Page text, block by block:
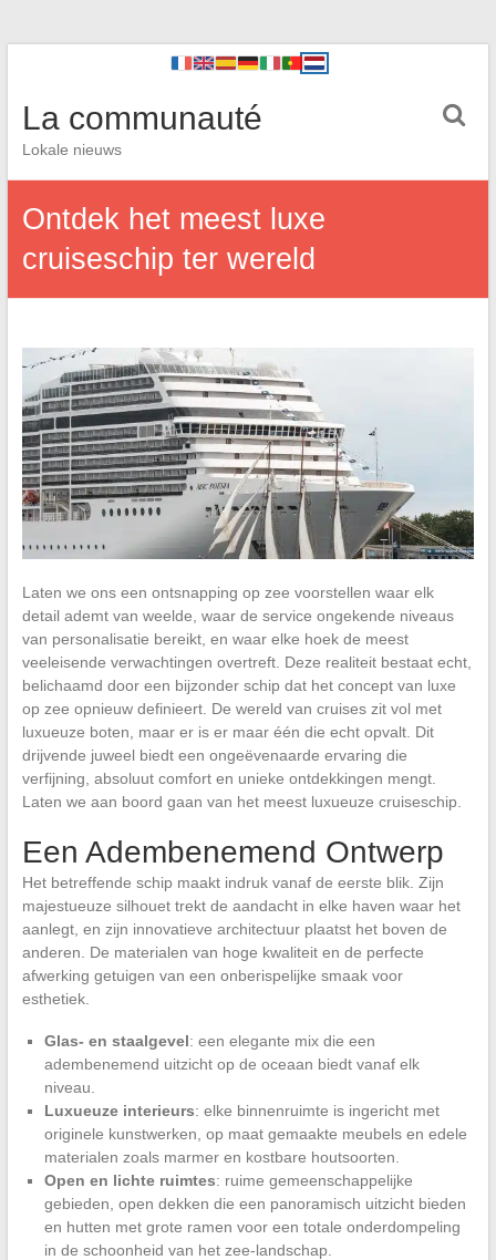
La communauté
Lokale nieuws
Ontdek het meest luxe
cruiseschip ter wereld
Laten we ons een ontsnapping op zee voorstellen waar elk
detail ademt van weelde, waar de service ongekende niveaus
van personalisatie bereikt, en waar elke hoek de meest
veeleisende verwachtingen overtreft. Deze realiteit bestaat echt,
belichaamd door een bijzonder schip dat het concept van luxe
op zee opnieuw definieert. De wereld van cruises zit vol met
luxueuze boten, maar er is er maar één die echt opvalt. Dit
drijvende juweel biedt een ongeëvenaarde ervaring die
verfijning, absoluut comfort en unieke ontdekkingen mengt.
Laten we aan boord gaan van het meest luxueuze cruiseschip.
Een Adembenemend Ontwerp
Het betreffende schip maakt indruk vanaf de eerste blik. Zijn
majestueuze silhouet trekt de aandacht in elke haven waar het
aanlegt, en zijn innovatieve architectuur plaatst het boven de
anderen. De materialen van hoge kwaliteit en de perfecte
afwerking getuigen van een onberispelijke smaak voor
esthetiek.
Glas- en staalgevel: een elegante mix die een
adembenemend uitzicht op de oceaan biedt vanaf elk
niveau.
Luxueuze interieurs: elke binnenruimte is ingericht met
originele kunstwerken, op maat gemaakte meubels en edele
materialen zoals marmer en kostbare houtsoorten.
Open en lichte ruimtes: ruime gemeenschappelijke
gebieden, open dekken die een panoramisch uitzicht bieden
en hutten met grote ramen voor een totale onderdompeling
in de schoonheid van het zee-landschap.